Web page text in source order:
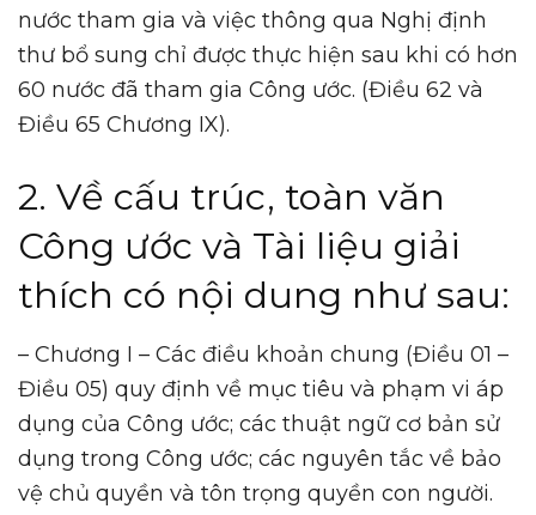
nước tham gia và việc thông qua Nghị định
thư bổ sung chỉ được thực hiện sau khi có hơn
60 nước đã tham gia Công ước. (Điều 62 và
Điều 65 Chương IX).
2. Về cấu trúc, toàn văn
Công ước và Tài liệu giải
thích có nội dung như sau:
– Chương I – Các điều khoản chung (Điều 01 –
Điều 05) quy định về mục tiêu và phạm vi áp
dụng của Công ước; các thuật ngữ cơ bản sử
dụng trong Công ước; các nguyên tắc về bảo
vệ chủ quyền và tôn trọng quyền con người.